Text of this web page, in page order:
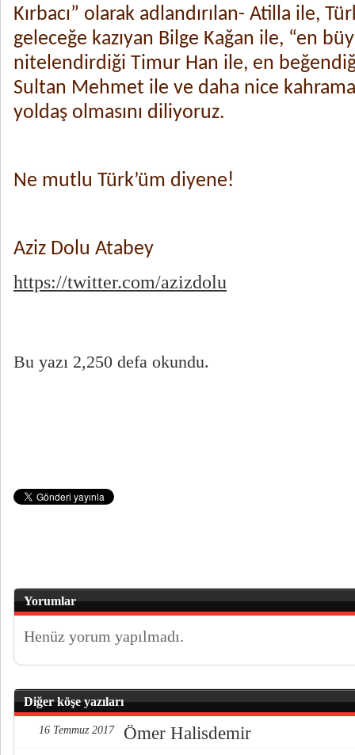
Kırbacı” olarak adlandırılan- Atilla ile,
geleceğe kazıyan Bilge Kağan ile, “en
nitelendirdiği Timur Han ile, en
Sultan Mehmet ile ve daha nice
yoldaş olmasını diliyoruz.
Ne mutlu Türk’üm diyene!
Aziz Dolu Atabey
https://twitter.com/azizdolu
Bu yazı 2,250 defa okundu.
Yorumlar
Henüz yorum yapılmadı.
Diğer köşe yazıları
16 Temmuz 2017 Ömer Halisdemir